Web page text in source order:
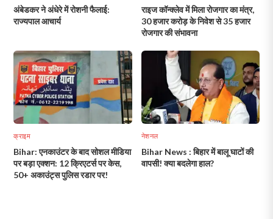
अंबेडकर ने अंधेरे में रोशनी फैलाई:
राज्यपाल आचार्य
राइज कॉन्क्लेव में मिला रोजगार का मंत्र,
30 हजार करोड़ के निवेश से 35 हजार
रोजगार की संभावना
क्राइम
Bihar: एनकाउंटर के बाद सोशल मीडिया
पर बड़ा एक्शन: 12 क्रिएटर्स पर केस,
50+ अकाउंट्स पुलिस रडार पर!
नेशनल
Bihar News : बिहार में बालू घाटों की
वापसी! क्या बदलेगा हाल?